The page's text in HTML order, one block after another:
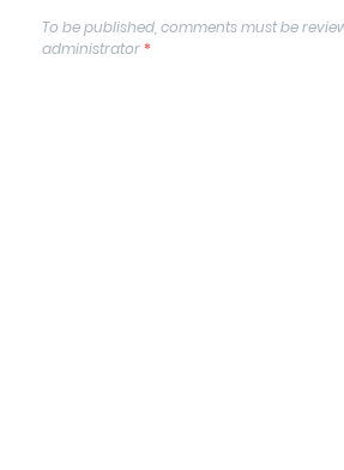
To be published, comments must be
administrator*